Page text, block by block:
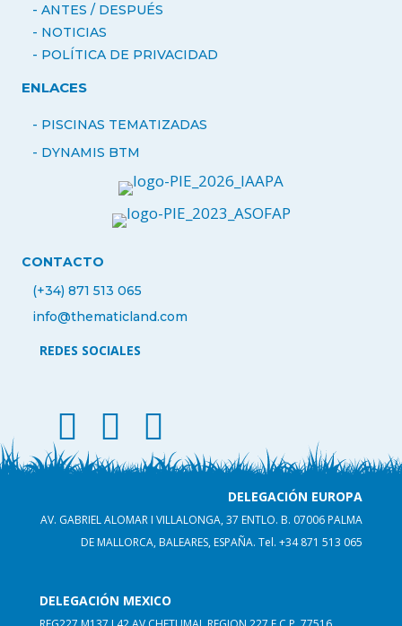
- ANTES / DESPUÉS
- NOTICIAS
- POLÍTICA DE PRIVACIDAD
ENLACES
- PISCINAS TEMATIZADAS
- DYNAMIS BTM
CONTACTO
(+34) 871 513 065
info@thematicland.com
REDES SOCIALES
facebook thematic land
instagram thematic land
linkedin thematicland
DELEGACIÓN EUROPA
AV. GABRIEL ALOMAR I VILLALONGA, 37 ENTLO. B. 07006 PALMA
DE MALLORCA, BALEARES, ESPAÑA. Tel. +34 871 513 065
DELEGACIÓN MEXICO